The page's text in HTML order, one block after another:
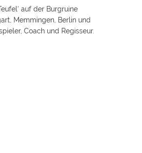
auf der Burgruine
Memmingen, Berlin und
Coach und Regisseur.